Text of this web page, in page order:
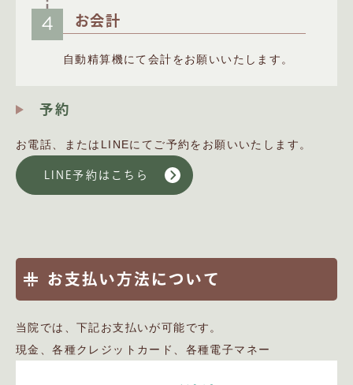
4 お会計
自動精算機にて会計をお願いいたします。
予約
お電話、またはLINEにてご予約をお願いいたします。
LINE予約はこちら
お支払い方法について
当院では、下記お支払いが可能です。
現金、各種クレジットカード、各種電子マネー